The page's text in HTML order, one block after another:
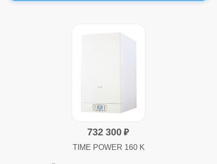
732 300
TIME POWER 160 K